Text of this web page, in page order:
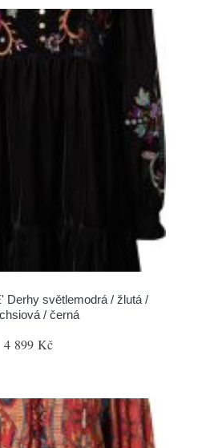
Derhy světlemodrá / žlutá /
/ černá
4 899 Kč